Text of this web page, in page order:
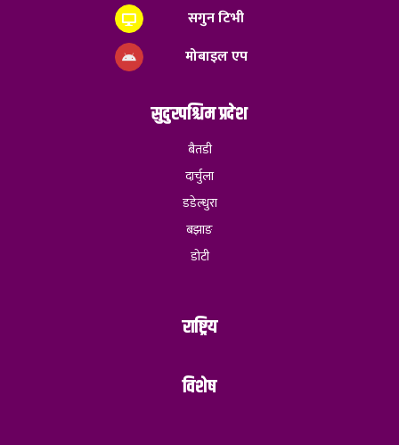
सगुन टिभी
मोबाइल एप
सुदुरपश्चिम प्रदेश
बैतडी
दार्चुला
डडेल्धुरा
बझाङ
डोटी
राष्ट्रिय
विशेष